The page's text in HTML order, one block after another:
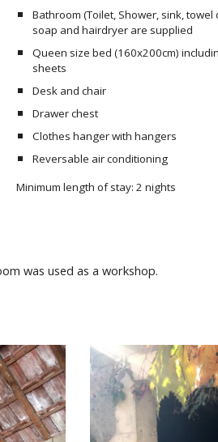
Bathroom (Toilet, Shower, sink,
soap and hairdryer are supplied
Queen size bed (160x200cm)
sheets
Desk and chair
Drawer chest
Clothes hanger with hangers
Reversable air conditioning
Minimum length of stay: 2 nights
was used as a workshop.